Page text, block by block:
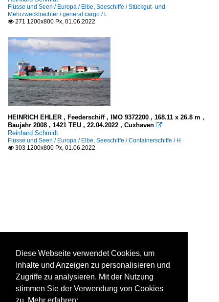
Flüsse und Seen / Europa / Elbe, Seeschiffe / Stückgut- und
Mehrzweckfrachter / general cargo / L
 271 1200x800 Px, 01.06.2022
HEINRICH EHLER , Feederschiff , IMO 9372200 , 168.11 x 26.8 m ,
Baujahr 2008 , 1421 TEU , 22.04.2022 , Cuxhaven 
Reinhard Schmidt
Flüsse und Seen / Europa / Elbe, Seeschiffe / Containerschiffe / H
 303 1200x800 Px, 01.06.2022
Diese Webseite verwendet Cookies, um
Inhalte und Anzeigen zu personalisieren und
Zugriffe zu analysieren. Mit der Nutzung
stimmen Sie der Verwendung von Cookies